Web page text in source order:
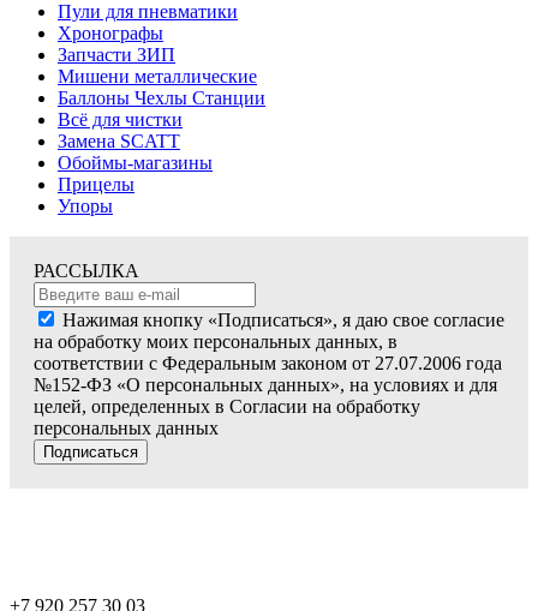
Пули для пневматики
Хронографы
Запчасти ЗИП
Мишени металлические
Баллоны Чехлы Станции
Всё для чистки
Замена SCATT
Обоймы-магазины
Прицелы
Упоры
РАССЫЛКА
Нажимая кнопку «Подписаться», я даю свое согласие
на обработку моих персональных данных, в
соответствии с Федеральным законом от 27.07.2006 года
№152-ФЗ «О персональных данных», на условиях и для
целей, определенных в Согласии на обработку
персональных данных
Подписаться
+7 920 257 30 03